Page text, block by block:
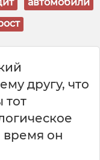
другу, что
тот
время он